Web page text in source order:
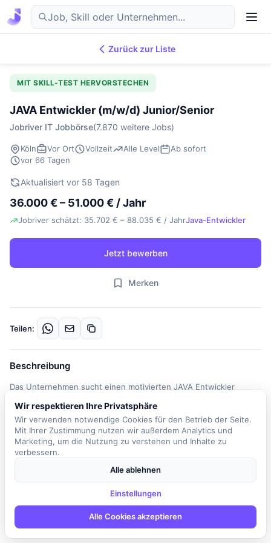
DE
Zurück zur Liste
MIT SKILL-TEST HERVORSTECHEN
JAVA Entwickler (m/w/d) Junior/Senior
Jobriver IT Jobbörse(7.870 weitere Jobs)
Köln Vor Ort Vollzeit Alle Level
Ab sofort
vor 66 Tagen
Aktualisiert vor 58 Tagen
36.000 € – 51.000 € / Jahr
Jobriver schätzt: 35.702 € – 88.035 € / JahrJava-Entwickler
Jetzt bewerben
Merken
Teilen:
Beschreibung
Das Unternehmen sucht einen motivierten JAVA Entwickler
werden möchte. In dieser Rolle haben Sie die Möglichkeit, die
Zukunft mitzugestalten und an spannenden Projekten für
namhafte Kunden zu arbeiten. Ihre Hauptaufgaben umfassen die
Weiterentwicklung bestehender Kundenprojekte sowie die
Integration neuer Technologien. Sie sind verantwortlich für die
Konzeption und Umsetzung neuer Systeme, wobei Sie in einem
zukunftsorientierten Arbeitsumfeld arbeiten, das Ihnen die
Freiheit gibt, eigenverantwortlich zu handeln und im
Expertenteam zu agieren. Das Team legt Wert auf eine offene
Wir respektieren Ihre Privatsphäre
Wir verwenden notwendige Cookies für den Betrieb der Seite.
Mit Ihrer Zustimmung nutzen wir außerdem Analytics und
Marketing, um die Nutzung zu verstehen und Inhalte zu
verbessern.
Alle ablehnen
Einstellungen
Alle Cookies akzeptieren